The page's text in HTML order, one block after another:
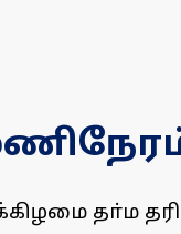
தா்ம